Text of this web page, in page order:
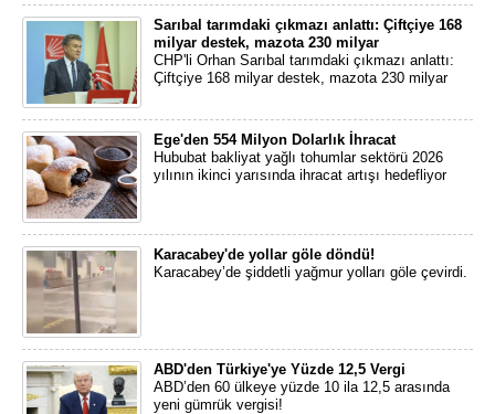
Sarıbal tarımdaki çıkmazı anlattı: Çiftçiye 168
milyar destek, mazota 230 milyar
CHP'li Orhan Sarıbal tarımdaki çıkmazı anlattı:
Çiftçiye 168 milyar destek, mazota 230 milyar
Ege'den 554 Milyon Dolarlık İhracat
Hububat bakliyat yağlı tohumlar sektörü 2026
yılının ikinci yarısında ihracat artışı hedefliyor
Karacabey'de yollar göle döndü!
Karacabey’de şiddetli yağmur yolları göle çevirdi.
ABD'den Türkiye'ye Yüzde 12,5 Vergi
ABD’den 60 ülkeye yüzde 10 ila 12,5 arasında
yeni gümrük vergisi!